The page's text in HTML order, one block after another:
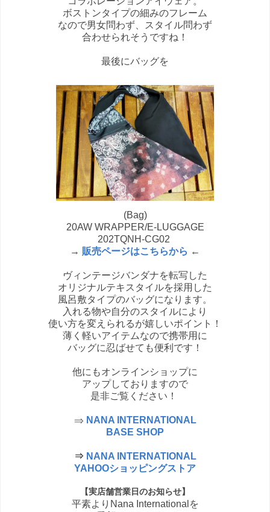
ボストンタイプの細みのフレーム
なので男女問わず、スタイル問わず
合わせられそうですね！
最後にバッグを
(Bag)
20AW WRAPPER/E-LUGGAGE
202TQNH-CG02
→ 販売ページはこちらから ←
ヴィンテージバンダナを転写した
オリジナルテキスタイルを採用した
風呂敷タイプのバッグになります。
入れる物や自分のスタイルにより
使い方を変えられるが嬉しいポイント！
薄く軽いアイテムなので携帯用に
バッグに忍ばせても便利です！
他にもオンラインショップに
アップしておりますので
是非ご覧ください！
⇒ NANA INTERNATIONAL
BASE SHOP
⇒ NANA INTERNATIONAL
YAHOOショッピングストア
【実店舗営業日のお知らせ】
平素よりNana Internationalを